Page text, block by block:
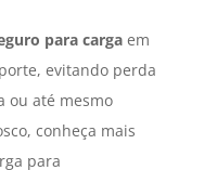
para cargaem
evitando perda
ou até mesmo
conheça mais
para